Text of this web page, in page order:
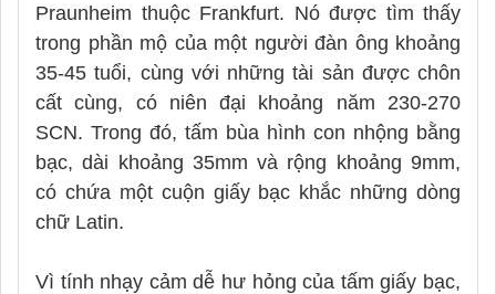
Praunheim thuộc Frankfurt. Nó được tìm thấy
trong phần mộ của một người đàn ông khoảng
35-45 tuổi, cùng với những tài sản được chôn
cất cùng, có niên đại khoảng năm 230-270
SCN. Trong đó, tấm bùa hình con nhộng bằng
bạc, dài khoảng 35mm và rộng khoảng 9mm,
có chứa một cuộn giấy bạc khắc những dòng
chữ Latin.
Vì tính nhạy cảm dễ hư hỏng của tấm giấy bạc,